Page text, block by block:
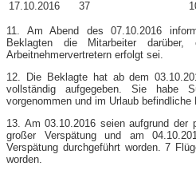
17.10.2016 37
11. Am Abend des 07.10.2016
Beklagten die Mitarbeiter
Arbeitnehmervertretern erfolgt sei.
12. Die Beklagte hat ab dem
vollständig aufgegeben. Sie habe
vorgenommen und im Urlaub befindliche
13. Am 03.10.2016 seien aufgrund der
großer Verspätung und am
Verspätung durchgeführt worden. 7
worden.